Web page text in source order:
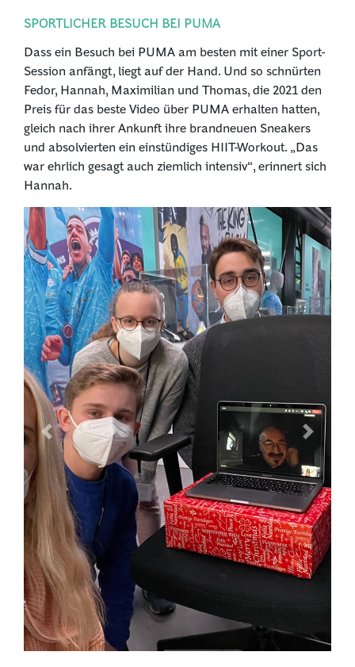
SPORTLICHER BESUCH BEI PUMA
Dass ein Besuch bei PUMA am besten mit einer Sport-
Session anfängt, liegt auf der Hand. Und so schnürten
Fedor, Hannah, Maximilian und Thomas, die 2021 den
Preis für das beste Video über PUMA erhalten hatten,
gleich nach ihrer Ankunft ihre brandneuen Sneakers
und absolvierten ein einstündiges HIIT-Workout. „Das
war ehrlich gesagt auch ziemlich intensiv“, erinnert sich
Hannah.
Previous Next